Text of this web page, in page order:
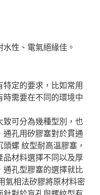
性、電氣絕緣佳。
定的要求，比如常用
時需要在不同的環境中
致可分為幾種型別，也
通孔用矽膠塞對於貫通
螺 紋型耐高溫膠塞，
品材料選擇不同以及厚
通孔型膠塞的選擇就比
氣相法矽膠將原材料密